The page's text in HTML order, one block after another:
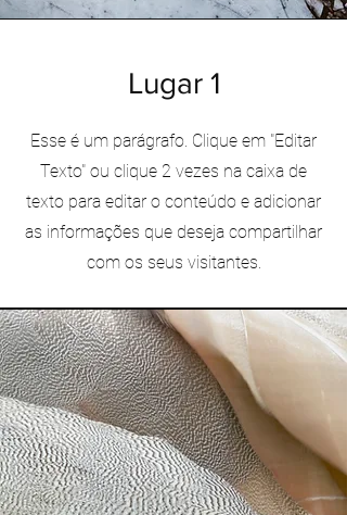
Lugar 1
Esse é um parágrafo. Clique em "Editar
Texto" ou clique 2 vezes na caixa de
texto para editar o conteúdo e adicionar
as informações que deseja compartilhar
com os seus visitantes.